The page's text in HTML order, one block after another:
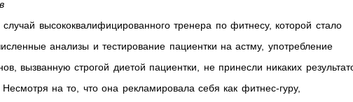
высококвалифицированного тренера по фитнесу, которой стало
анализы и тестирование пациентки на астму, употребление
вызванную строгой диетой пациентки, не принесли никаких
на то, что она рекламировала себя как фитнес-гуру,